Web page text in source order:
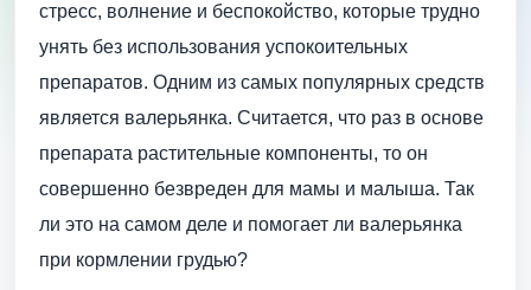
стресс, волнение и беспокойство, которые трудно
унять без использования успокоительных
препаратов. Одним из самых популярных средств
является валерьянка. Считается, что раз в основе
препарата растительные компоненты, то он
совершенно безвреден для мамы и малыша. Так
ли это на самом деле и помогает ли валерьянка
при кормлении грудью?